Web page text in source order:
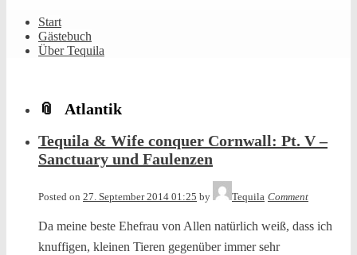
Start
Gästebuch
Über Tequila
Atlantik
Tequila & Wife conquer Cornwall: Pt. V –
Sanctuary und Faulenzen
Posted on 27. September 2014 01:25 by Tequila Comment
Da meine beste Ehefrau von Allen natürlich weiß, dass ich
knuffigen, kleinen Tieren gegenüber immer sehr